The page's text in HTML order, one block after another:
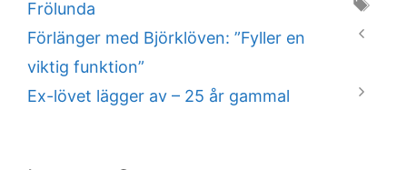
Tags
Frölunda
Förlänger med Björklöven: ”Fyller en
viktig funktion”
Ex-lövet lägger av – 25 år gammal